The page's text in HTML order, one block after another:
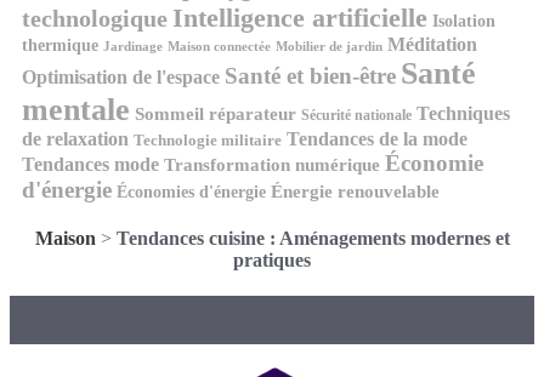
technologique Intelligence artificielle Isolation
thermique Jardinage Maison connectée Mobilier de jardin Méditation
Optimisation de l'espace Santé et bien-être Santé
mentale Sommeil réparateur Sécurité nationale Techniques
de relaxation Technologie militaire Tendances de la mode
Tendances mode Transformation numérique Économie
d'énergie Économies d'énergie Énergie renouvelable
Maison > Tendances cuisine : Aménagements modernes et
pratiques